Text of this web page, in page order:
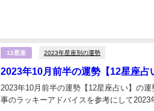
12星座 2023年星座別の運勢
2023年10月前半の運勢【12星座占
2023年10月前半の運勢【12星座占い】の
事のラッキーアドバイスを参考にして2023